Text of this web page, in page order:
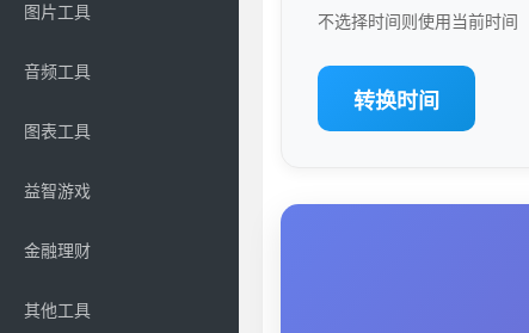
图片工具
音频工具
图表工具
益智游戏
金融理财
其他工具
不选择时间则使用当前时间
转换时间